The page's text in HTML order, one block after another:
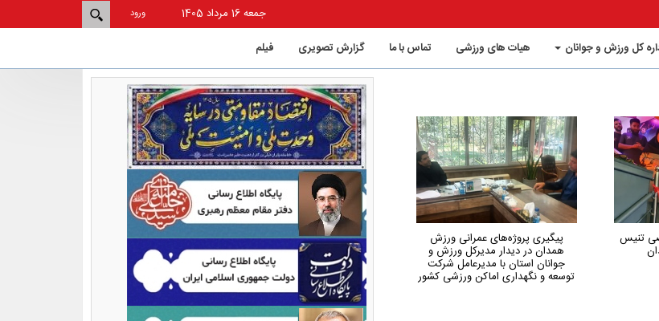
ورود
جمعه 16 مرداد 1405
کل ورزش و جوانان هیات های ورزشی تماس با ما گزارش تصویری فيلم
پیگیری پروژه‌های عمرانی ورزش
همدان در دیدار مدیرکل ورزش و
جوانان استان با مدیرعامل شرکت
توسعه و نگهداری اماکن ورزشی کشور
همدان از استان‌های کم‌شکایت و
کم‌حاشیه کشور در حوزه ورزش است